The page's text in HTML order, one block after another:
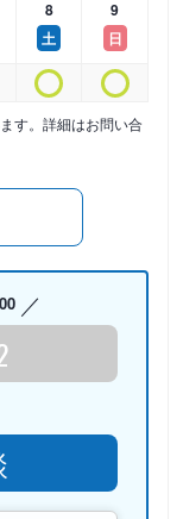
8
土
9
日
す。詳細はお問い合